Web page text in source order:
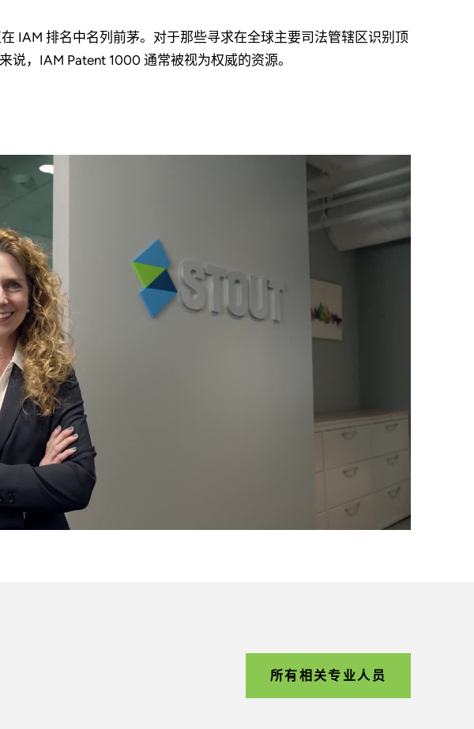
IAM 排名中名列前茅。对于那些寻求在全球主要司法管辖区识别顶
说，IAM Patent 1000 通常被视为权威的资源。
所有相关专业人员